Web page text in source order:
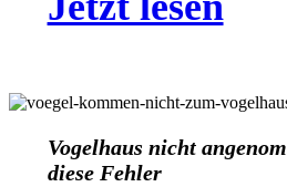
Vogelhaus nicht
diese Fehler